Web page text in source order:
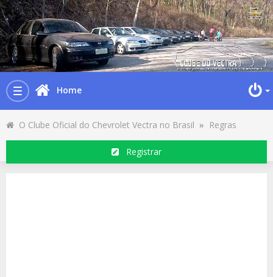
Toggle
navigation
Home
O Clube Oficial do Chevrolet Vectra no Brasil » Regras
Registrar